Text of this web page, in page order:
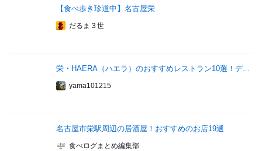
【食べ歩き珍道中】名古屋栄
だるま３世
栄・HAERA（ハエラ）のおすすめレストラン10選！デ...
yama101215
名古屋市栄駅周辺の居酒屋！おすすめのお店19選
食べログまとめ編集部